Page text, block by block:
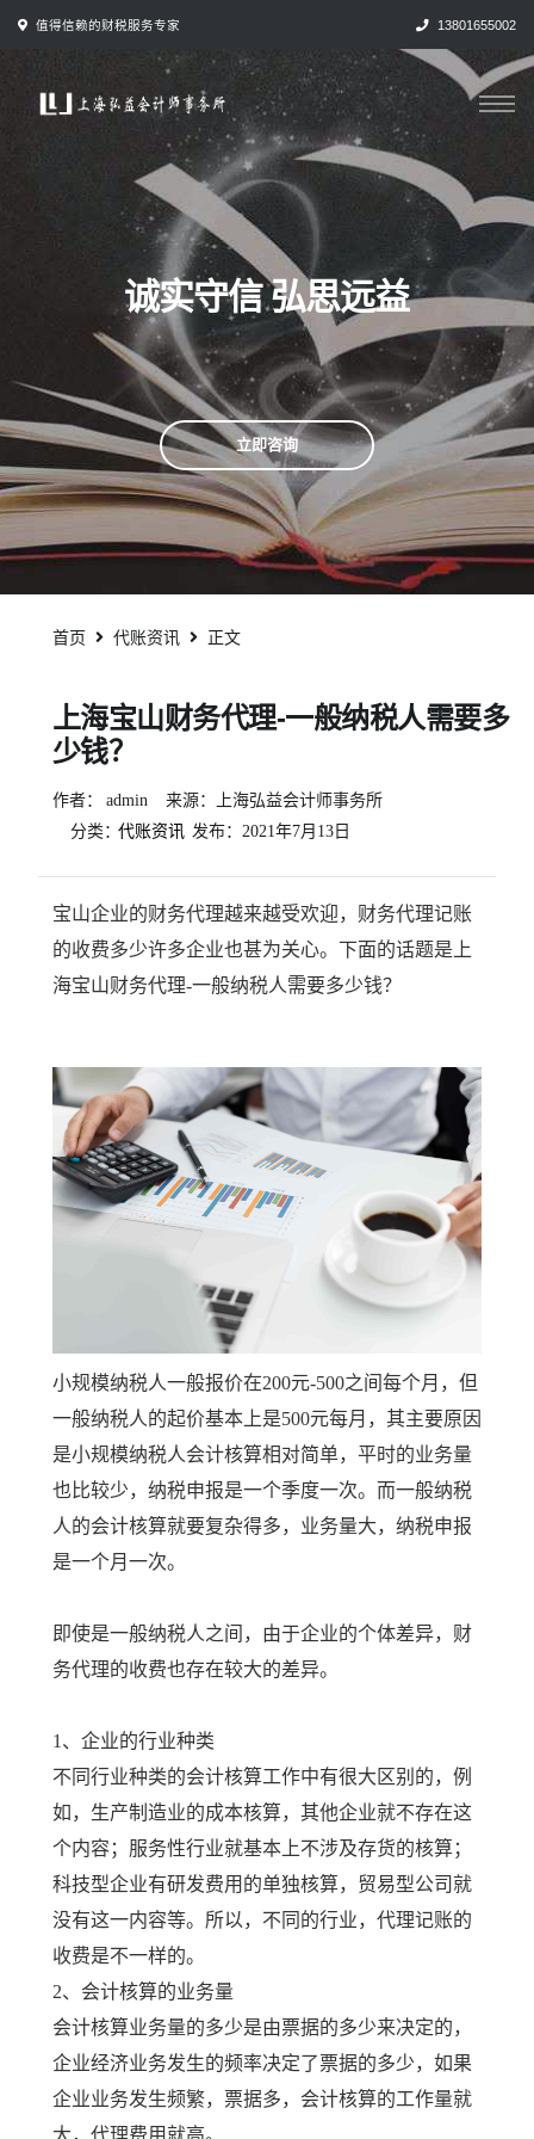
值得信赖的财税服务专家 13801655002
诚实守信 弘思远益
立即咨询
首页 代账资讯 正文
上海宝山财务代理-一般纳税人需要多
少钱？
作者： admin
来源：上海弘益会计师事务所
分类：代账资讯 发布： 2021年7月13日
宝山企业的财务代理越来越受欢迎，财务代理记账
的收费多少许多企业也甚为关心。下面的话题是上
海宝山财务代理-一般纳税人需要多少钱？
小规模纳税人一般报价在200元-500之间每个月，但
一般纳税人的起价基本上是500元每月，其主要原因
是小规模纳税人会计核算相对简单，平时的业务量
也比较少，纳税申报是一个季度一次。而一般纳税
人的会计核算就要复杂得多，业务量大，纳税申报
是一个月一次。
即使是一般纳税人之间，由于企业的个体差异，财
务代理的收费也存在较大的差异。
1、企业的行业种类
不同行业种类的会计核算工作中有很大区别的，例
如，生产制造业的成本核算，其他企业就不存在这
个内容；服务性行业就基本上不涉及存货的核算；
科技型企业有研发费用的单独核算，贸易型公司就
没有这一内容等。所以，不同的行业，代理记账的
收费是不一样的。
2、会计核算的业务量
会计核算业务量的多少是由票据的多少来决定的，
企业经济业务发生的频率决定了票据的多少，如果
企业业务发生频繁，票据多，会计核算的工作量就